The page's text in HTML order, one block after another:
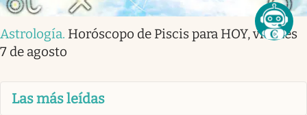
Astrología. Horóscopo de Piscis para HOY, viernes
7 de agosto
Las más leídas